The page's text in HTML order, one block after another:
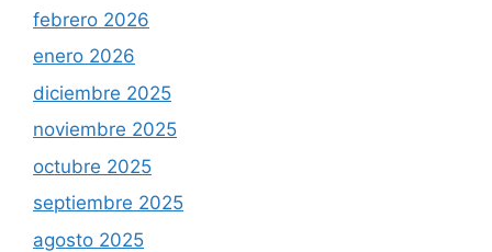
febrero 2026
enero 2026
diciembre 2025
noviembre 2025
octubre 2025
septiembre 2025
agosto 2025